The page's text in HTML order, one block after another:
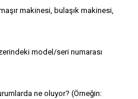
makinesi, bulaşık makinesi,
model/seri numarası
ne oluyor? (Örneğin: